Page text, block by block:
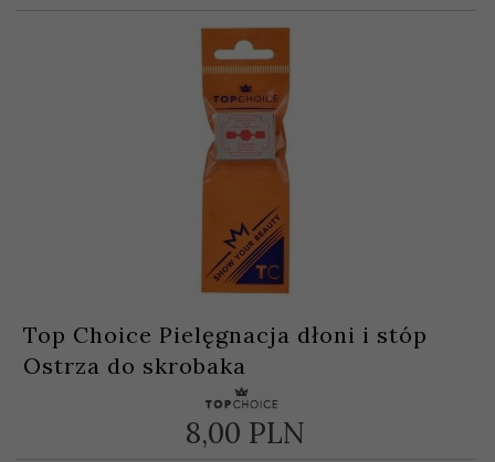
Top Choice Pielęgnacja dłoni i stóp
Ostrza do skrobaka
8,00 PLN